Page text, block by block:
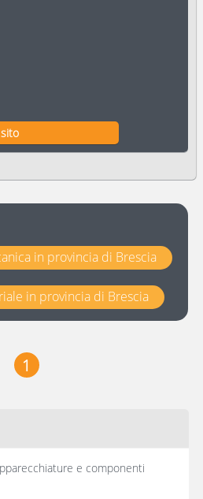
in provincia di Brescia
in provincia di Brescia
1
e componenti